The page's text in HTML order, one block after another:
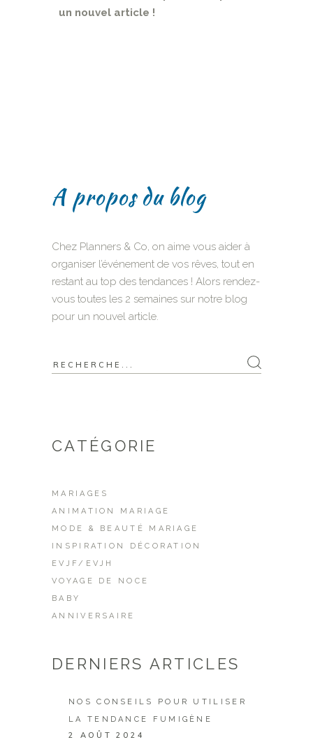
un nouvel article !
A propos du blog
Chez Planners & Co, on aime vous aider à
organiser l’événement de vos rêves, tout en
restant au top des tendances ! Alors rendez-
vous toutes les 2 semaines sur notre blog
pour un nouvel article.
CATÉGORIE
MARIAGES
ANIMATION MARIAGE
MODE & BEAUTÉ MARIAGE
INSPIRATION DÉCORATION
EVJF/EVJH
VOYAGE DE NOCE
BABY
ANNIVERSAIRE
DERNIERS ARTICLES
NOS CONSEILS POUR UTILISER
LA TENDANCE FUMIGÈNE
2 AOÛT 2024